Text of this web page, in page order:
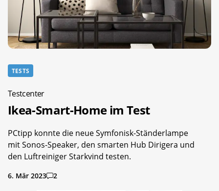
TESTS
Testcenter
Ikea-Smart-Home im Test
PCtipp konnte die neue Symfonisk-Ständerlampe
mit Sonos-Speaker, den smarten Hub Dirigera und
den Luftreiniger Starkvind testen.
6. Mär 2023 2